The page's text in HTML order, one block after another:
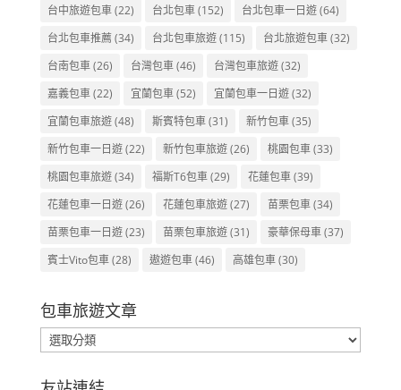
台中旅遊包車(22) 台北包車(152) 台北包車一日遊(64)
台北包車推薦(34) 台北包車旅遊(115) 台北旅遊包車(32)
台南包車(26) 台灣包車(46) 台灣包車旅遊(32)
嘉義包車(22) 宜蘭包車(52) 宜蘭包車一日遊(32)
宜蘭包車旅遊(48) 斯賓特包車(31) 新竹包車(35)
新竹包車一日遊(22) 新竹包車旅遊(26) 桃園包車(33)
桃園包車旅遊(34) 福斯T6包車(29) 花蓮包車(39)
花蓮包車一日遊(26) 花蓮包車旅遊(27) 苗栗包車(34)
苗栗包車一日遊(23) 苗栗包車旅遊(31) 豪華保母車(37)
賓士Vito包車(28) 遨遊包車(46) 高雄包車(30)
包車旅遊文章
包
車
旅